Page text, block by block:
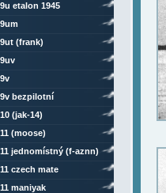
etalon 1945
(frank)
bezpilotní
(jak-14)
(moose)
jednomístný (f-aznn)
czech mate
maniyak